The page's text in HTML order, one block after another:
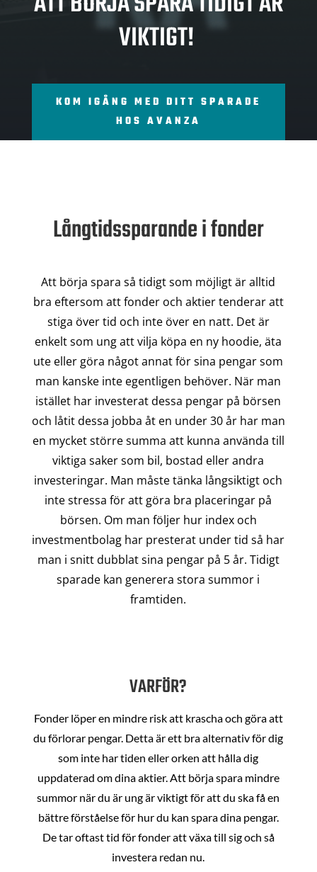
VIKTIGT!
KOM IGÅNG MED DITT SPARADE
HOS AVANZA
Långtidssparande i fonder
Att börja spara så tidigt som möjligt är alltid
bra eftersom att fonder och aktier tenderar att
stiga över tid och inte över en natt. Det är
enkelt som ung att vilja köpa en ny hoodie, äta
ute eller göra något annat för sina pengar som
man kanske inte egentligen behöver. När man
istället har investerat dessa pengar på börsen
och låtit dessa jobba åt en under 30 år har man
en mycket större summa att kunna använda till
viktiga saker som bil, bostad eller andra
investeringar. Man måste tänka långsiktigt och
inte stressa för att göra bra placeringar på
börsen. Om man följer hur index och
investmentbolag har presterat under tid så har
man i snitt dubblat sina pengar på 5 år. Tidigt
sparade kan generera stora summor i
framtiden.
VARFÖR?
Fonder löper en mindre risk att krascha och göra att
du förlorar pengar. Detta är ett bra alternativ för dig
som inte har tiden eller orken att hålla dig
uppdaterad om dina aktier. Att börja spara mindre
summor när du är ung är viktigt för att du ska få en
bättre förståelse för hur du kan spara dina pengar.
De tar oftast tid för fonder att växa till sig och så
investera redan nu.